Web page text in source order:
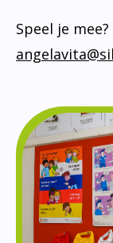
Speel je